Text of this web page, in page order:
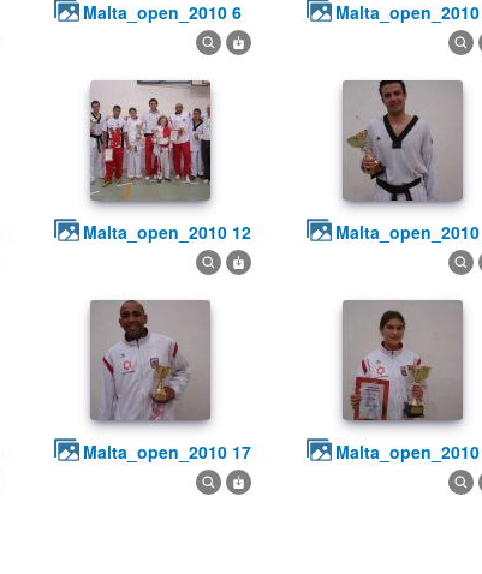
malta_open_2010 6
malta_open_2010 12
malta_open_2010 17